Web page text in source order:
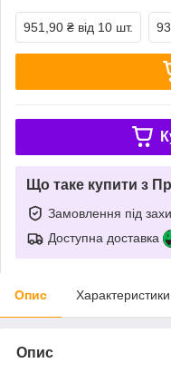
951,90 ₴ від 10 шт.
Що таке купити з
Замовлення під
Доступна доставка
Опис Характеристики
Опис